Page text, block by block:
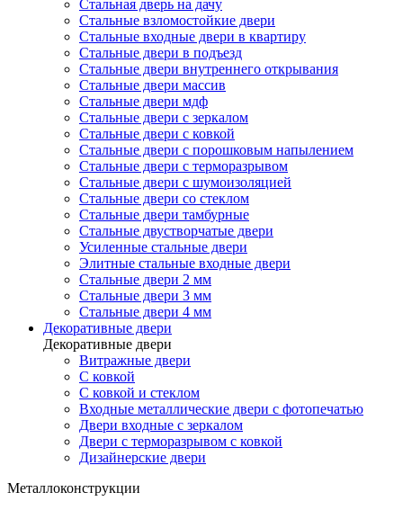
Стальная дверь на дачу
Стальные взломостойкие двери
Стальные входные двери в квартиру
Стальные двери в подъезд
Стальные двери внутреннего открывания
Стальные двери массив
Стальные двери мдф
Стальные двери с зеркалом
Стальные двери с ковкой
Стальные двери с порошковым напылением
Стальные двери с терморазрывом
Стальные двери с шумоизоляцией
Стальные двери со стеклом
Стальные двери тамбурные
Стальные двустворчатые двери
Усиленные стальные двери
Элитные стальные входные двери
Стальные двери 2 мм
Стальные двери 3 мм
Стальные двери 4 мм
Декоративные двери
Декоративные двери
Витражные двери
С ковкой
С ковкой и стеклом
Входные металлические двери с фотопечатью
Двери входные с зеркалом
Двери с терморазрывом с ковкой
Дизайнерские двери
Металлоконструкции